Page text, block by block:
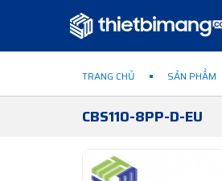
TRANG CHỦ SẢN PHẨM
CBS110-8PP-D-EU